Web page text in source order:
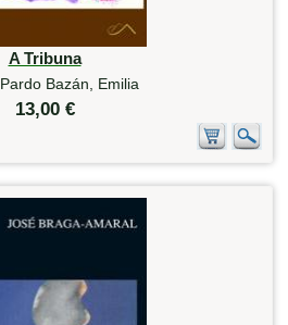
A Tribuna
Pardo Bazán, Emilia
13,00 €